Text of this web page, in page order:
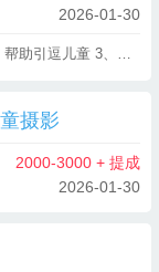
2026-01-30
岗位职责： 1、协助摄影师的拍摄工作 2、帮助引逗儿童 3、保证拍摄正常、顺利的完任职资格： 任职要求： 1、女性工作者，1年左右相关工作经验 2、良好的沟通能力，有责任心 3、能吃苦耐劳
摄影
2000-3000 + 提成
2026-01-30